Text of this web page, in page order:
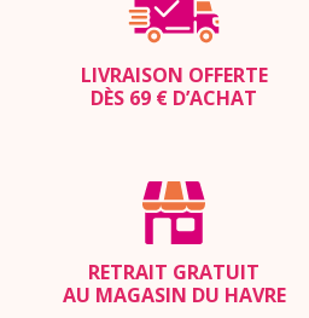
LIVRAISON OFFERTE
DÈS 69 € D’ACHAT
RETRAIT GRATUIT
AU MAGASIN DU HAVRE